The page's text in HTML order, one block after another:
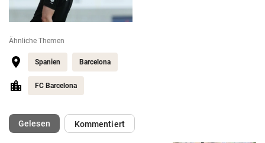
Ähnliche Themen
Spanien Barcelona
FC Barcelona
Gelesen(ausgewählt)Kommentiert